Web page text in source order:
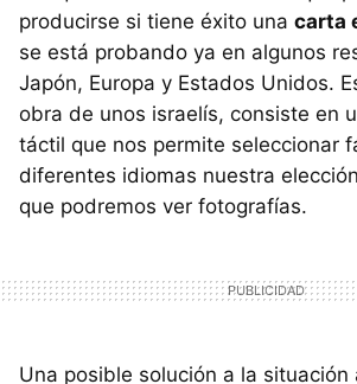
producirse si tiene éxito una carta
se está probando ya en algunos
Japón, Europa y Estados Unidos.
obra de unos israelís, consiste en
táctil que nos permite seleccionar
diferentes idiomas nuestra
que podremos ver fotografías.
Una posible solución a la situación